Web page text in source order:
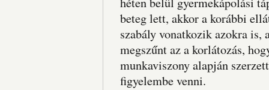
beteg lett, akkor a korábbi
szabály vonatkozik azokra
megszűnt az a korlátozás,
munkaviszony alapján
figyelembe venni.